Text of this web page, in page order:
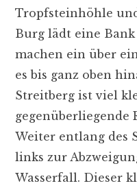
Tropfsteinhöhle
Burg lädt eine
machen ein über
es bis ganz oben
Streitberg ist viel
gegenüberliegende
Weiter entlang des
links zur
Wasserfall. Dieser